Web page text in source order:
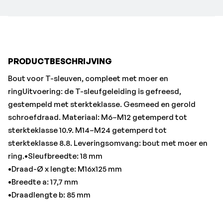
PRODUCTBESCHRIJVING
Bout voor T-sleuven, compleet met moer en
ringUitvoering: de T-sleufgeleiding is gefreesd,
gestempeld met sterkteklasse. Gesmeed en gerold
schroefdraad. Materiaal: M6–M12 getemperd tot
sterkteklasse 10.9. M14–M24 getemperd tot
sterkteklasse 8.8. Leveringsomvang: bout met moer en
ring.•Sleufbreedte: 18 mm
•Draad-Ø x lengte: M16x125 mm
•Breedte a: 17,7 mm
•Draadlengte b: 85 mm